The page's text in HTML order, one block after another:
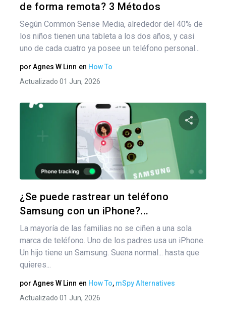
de forma remota? 3 Métodos
Según Common Sense Media, alrededor del 40% de
los niños tienen una tableta a los dos años, y casi
uno de cada cuatro ya posee un teléfono personal...
por Agnes W Linn en How To
Actualizado 01 Jun, 2026
¿Se puede rastrear un teléfono
Samsung con un iPhone?...
La mayoría de las familias no se ciñen a una sola
marca de teléfono. Uno de los padres usa un iPhone.
Un hijo tiene un Samsung. Suena normal... hasta que
quieres...
por Agnes W Linn en How To, mSpy Alternatives
Actualizado 01 Jun, 2026